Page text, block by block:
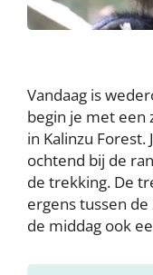
Vandaag is
begin je met een
in Kalinzu Forest.
ochtend bij de
de trekking. De
ergens tussen
de middag ook